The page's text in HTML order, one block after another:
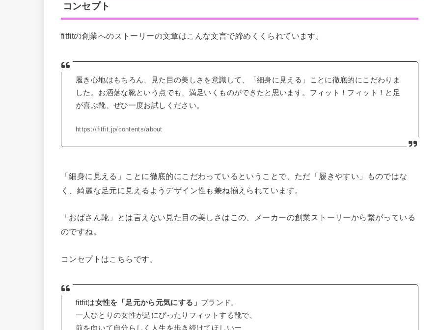
コンセプト
fitfitの創業へのストーリーの文章はこんな文言で締めくくられています。
履き心地はもちろん、見た目の美しさを意識して、「細身に見える」ことに徹底的にこだわりま
した。お洒落な靴という点でも、満足いくものができたと思います。フィット！フィット！と足
が喜ぶ靴、ぜひ一度お試しください。
https://fitfit.jp/contents/about
「細身に見える」ことに徹底的にこだわっているということで、ただ「履きやすい」ものではな
く、綺麗な足元に見えるようデザイン性も兼ね揃えられています。
「おばさん靴」とは言えない見た目の美しさはこの、メーカーの創業ストーリーから繋がっている
のですね。
コンセプトはこちらです。
fitfitは女性を「足元から元気にする」 ブランド。
一人ひとりの女性が足にぴったりフィットする靴で、
前を向いて自分らしく人生を歩き続けてほしいー